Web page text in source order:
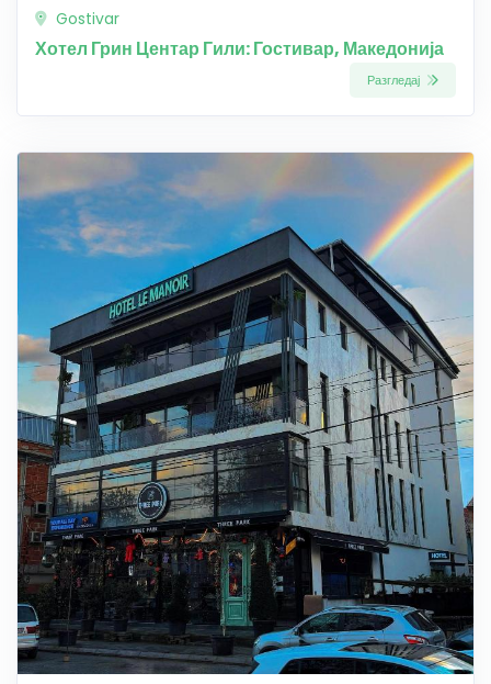
Gostivar
Хотел Грин Центар Гили: Гостивар, Македонија
Разгледај